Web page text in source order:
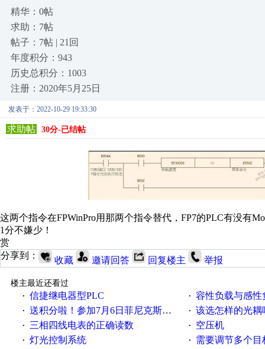
精华：0帖
求助：7帖
帖子：7帖 | 21回
年度积分：943
历史总积分：1003
注册：2020年5月25日
发表于：2022-10-29 19:33:30
求助帖 30分-已结帖
这两个指令在FPWinPro用那两个指令替代，FP7的PLC有没有
1分不嫌少！
赏
分享到：
收藏 邀请回答 回复楼主 举报
楼主最近还看过
· 信捷继电器型PLC · 容性负载与感性负
· 送积分啦！参加7月6日菲尼克斯在线研讨会即得 · 该选怎样的光耦
· 三相四线电表的正确读数 · 空压机
· 灯光控制系统 · 需要调节多个目标